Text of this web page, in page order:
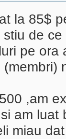
la 85$
de
pe ora
,am
am luat
miau